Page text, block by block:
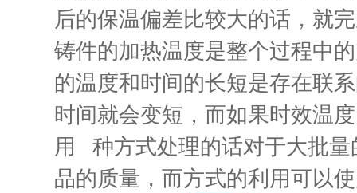
后的保温偏差比较大的话，就
铸件的加热温度是整个过程中
的温度和时间的长短是存在联
时间就会变短，而如果时效温
用 种方式处理的话对于大批量
品的质量，而方式的利用可以